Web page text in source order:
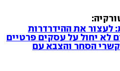
לא יחול על עסקים פרטיים
הסחר והצבא עם